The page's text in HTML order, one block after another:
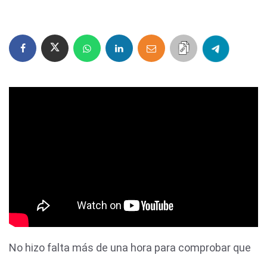
No hizo falta más de una hora para comprobar que